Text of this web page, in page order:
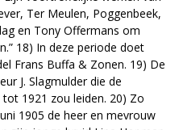
Ter Meulen, Poggenbeek,
en Tony Offermans om
18) In deze periode doet
Frans Buffa & Zonen. 19) De
J. Slagmulder die de
1921 zou leiden. 20) Zo
1905 de heer en mevrouw